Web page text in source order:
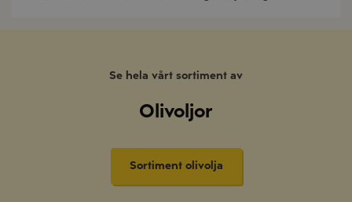
Se hela vårt sortiment av
Olivoljor
Sortiment olivolja